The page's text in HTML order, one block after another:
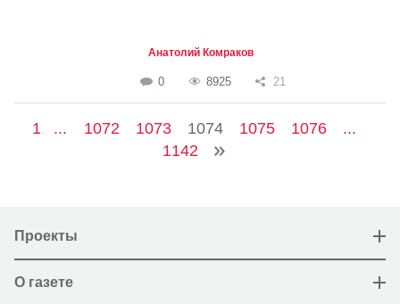
Анатолий Комраков
0 8925 21
1 ... 1072 1073 1074 1075 1076
...
1142
Проекты
О газете